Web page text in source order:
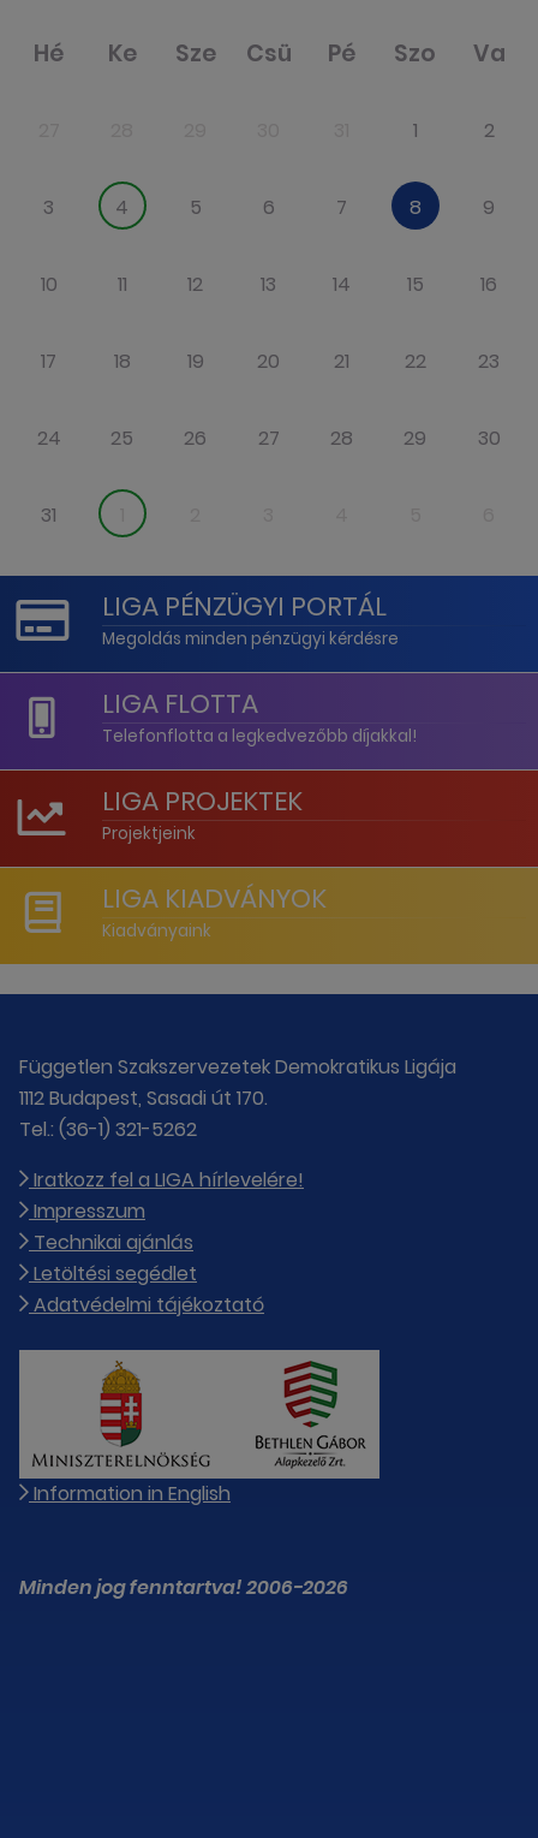
Hé Ke Sze Csü Pé Szo Va
1 2
3 4 5 6 7 8 9
10 11 12 13 14 15 16
17 18 19 20 21 22 23
24 25 26 27 28 29 30
31
LIGA PÉNZÜGYI PORTÁL
Megoldás minden pénzügyi kérdésre
LIGA FLOTTA
Telefonflotta a legkedvezőbb díjakkal!
LIGA PROJEKTEK
Projektjeink
LIGA KIADVÁNYOK
Kiadványaink
Független Szakszervezetek Demokratikus Ligája
1112 Budapest, Sasadi út 170.
Tel.: (36-1) 321-5262
Iratkozz fel a LIGA hírlevelére!
Impresszum
Technikai ajánlás
Letöltési segédlet
Adatvédelmi tájékoztató
Information in English
Minden jog fenntartva! 2006-2026